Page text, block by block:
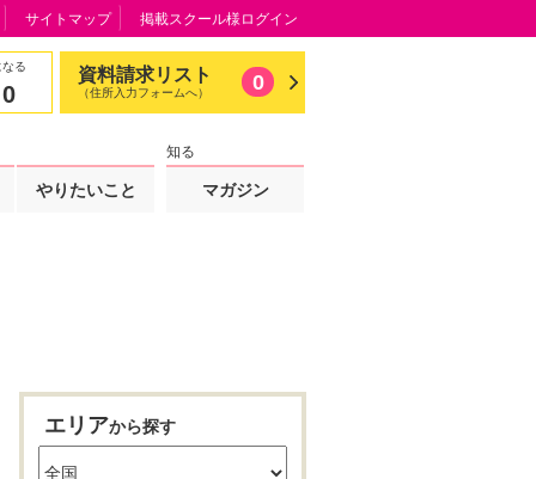
る
0
資料請求リスト
（住所入力フォームへ） 0
やりたいこと
知る
マガジン
サイトマップ 掲載スクール様ログイン
エリアから探す